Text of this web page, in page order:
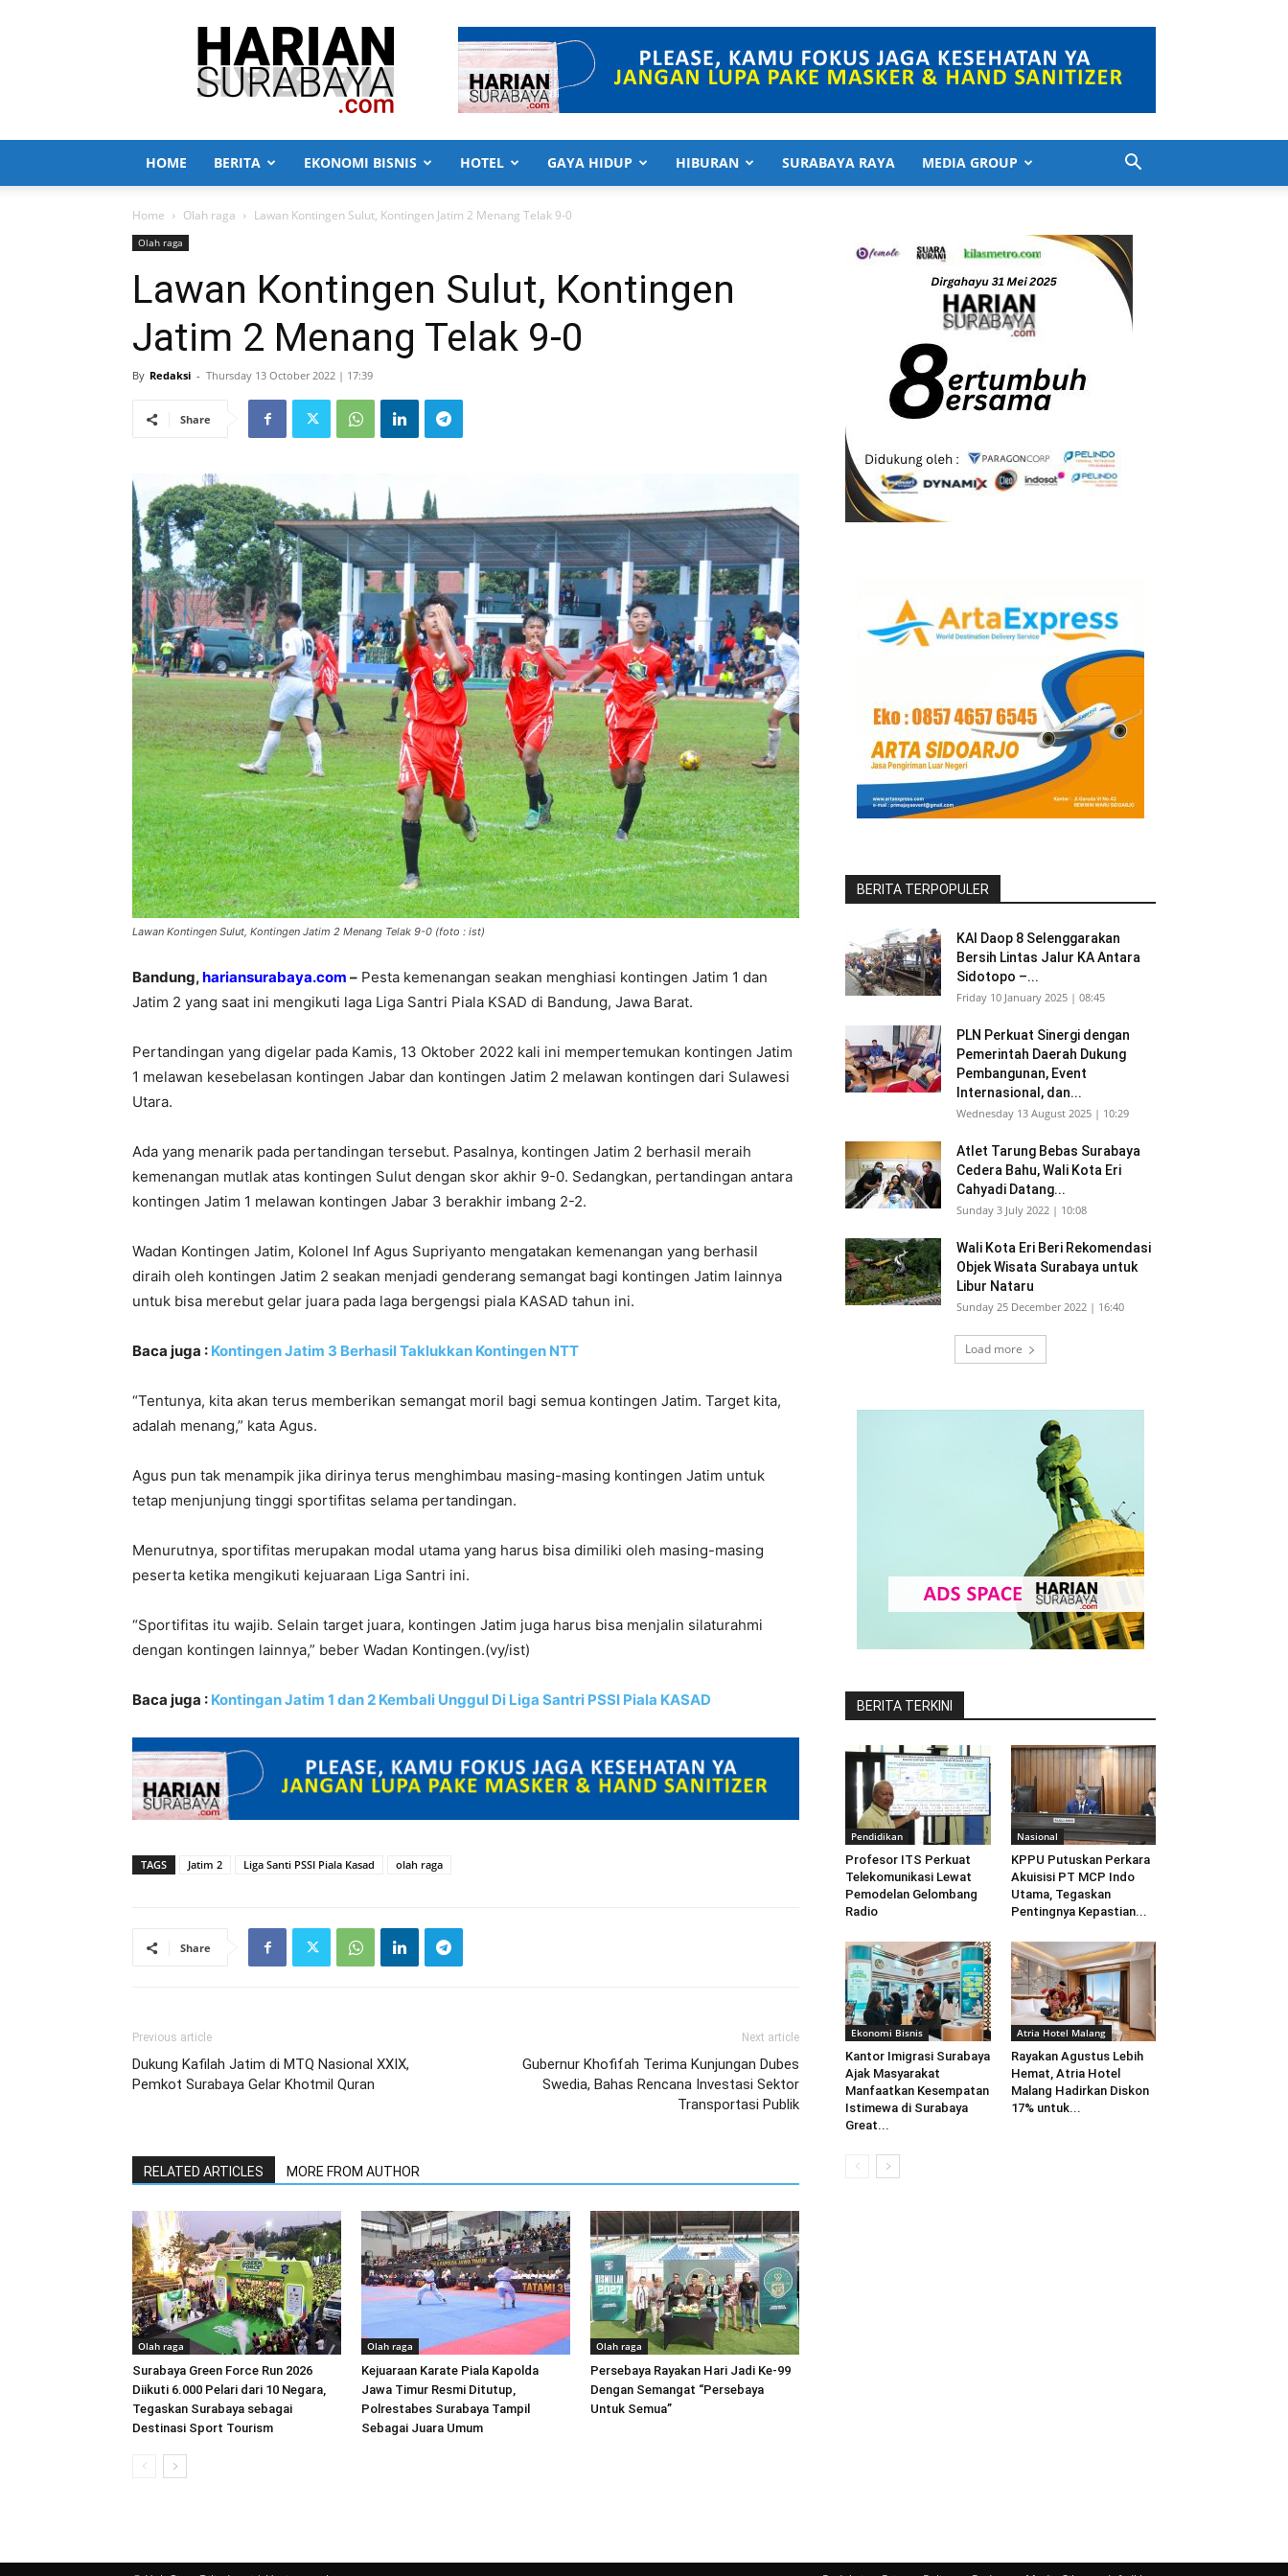
Harian
Surabaya
HOME BERITA EKONOMI BISNIS HOTEL GAYA HIDUP HIBURAN SURABAYA RAYA MEDIA GROUP
Home Olah raga Lawan Kontingen Sulut, Kontingen Jatim 2 Menang Telak 9-0
Olah raga
Lawan Kontingen Sulut, Kontingen
Jatim 2 Menang Telak 9-0
By Redaksi - Thursday 13 October 2022 | 17:39
Share
Lawan Kontingen Sulut, Kontingen Jatim 2 Menang Telak 9-0 (foto : ist)
Bandung,hariansurabaya.com – Pesta kemenangan seakan menghiasi kontingen Jatim 1 dan
Jatim 2 yang saat ini mengikuti laga Liga Santri Piala KSAD di Bandung, Jawa Barat.
Pertandingan yang digelar pada Kamis, 13 Oktober 2022 kali ini mempertemukan kontingen Jatim
1 melawan kesebelasan kontingen Jabar dan kontingen Jatim 2 melawan kontingen dari Sulawesi
Utara.
Ada yang menarik pada pertandingan tersebut. Pasalnya, kontingen Jatim 2 berhasil meraih
kemenangan mutlak atas kontingen Sulut dengan skor akhir 9-0. Sedangkan, pertandingan antara
kontingen Jatim 1 melawan kontingen Jabar 3 berakhir imbang 2-2.
Wadan Kontingen Jatim, Kolonel Inf Agus Supriyanto mengatakan kemenangan yang berhasil
diraih oleh kontingen Jatim 2 seakan menjadi genderang semangat bagi kontingen Jatim lainnya
untuk bisa merebut gelar juara pada laga bergengsi piala KASAD tahun ini.
Baca juga : Kontingen Jatim 3 Berhasil Taklukkan Kontingen NTT
“Tentunya, kita akan terus memberikan semangat moril bagi semua kontingen Jatim. Target kita,
adalah menang,” kata Agus.
Agus pun tak menampik jika dirinya terus menghimbau masing-masing kontingen Jatim untuk
tetap menjunjung tinggi sportifitas selama pertandingan.
Menurutnya, sportifitas merupakan modal utama yang harus bisa dimiliki oleh masing-masing
peserta ketika mengikuti kejuaraan Liga Santri ini.
“Sportifitas itu wajib. Selain target juara, kontingen Jatim juga harus bisa menjalin silaturahmi
dengan kontingen lainnya,” beber Wadan Kontingen.(vy/ist)
Baca juga : Kontingan Jatim 1 dan 2 Kembali Unggul Di Liga Santri PSSI Piala KASAD
TAGS Jatim 2 Liga Santi PSSI Piala Kasad olah raga
Share
Previous article
Dukung Kafilah Jatim di MTQ Nasional XXIX,
Pemkot Surabaya Gelar Khotmil Quran
Next article
Gubernur Khofifah Terima Kunjungan Dubes
Swedia, Bahas Rencana Investasi Sektor
Transportasi Publik
RELATED ARTICLES MORE FROM AUTHOR
Olah raga
Surabaya Green Force Run 2026
Diikuti 6.000 Pelari dari 10 Negara,
Tegaskan Surabaya sebagai
Destinasi Sport Tourism
Olah raga
Kejuaraan Karate Piala Kapolda
Jawa Timur Resmi Ditutup,
Polrestabes Surabaya Tampil
Sebagai Juara Umum
Olah raga
Persebaya Rayakan Hari Jadi Ke-99
Dengan Semangat “Persebaya
Untuk Semua”
BERITA TERPOPULER
KAI Daop 8 Selenggarakan
Bersih Lintas Jalur KA Antara
Sidotopo –...
Friday 10 January 2025 | 08:45
PLN Perkuat Sinergi dengan
Pemerintah Daerah Dukung
Pembangunan, Event
Internasional, dan...
Wednesday 13 August 2025 | 10:29
Atlet Tarung Bebas Surabaya
Cedera Bahu, Wali Kota Eri
Cahyadi Datang...
Sunday 3 July 2022 | 10:08
Wali Kota Eri Beri Rekomendasi
Objek Wisata Surabaya untuk
Libur Nataru
Sunday 25 December 2022 | 16:40
Load more
BERITA TERKINI
Pendidikan
Profesor ITS Perkuat
Telekomunikasi Lewat
Pemodelan Gelombang
Radio
Nasional
KPPU Putuskan Perkara
Akuisisi PT MCP Indo
Utama, Tegaskan
Pentingnya Kepastian...
Ekonomi Bisnis
Kantor Imigrasi Surabaya
Ajak Masyarakat
Manfaatkan Kesempatan
Istimewa di Surabaya
Great...
Atria Hotel Malang
Rayakan Agustus Lebih
Hemat, Atria Hotel
Malang Hadirkan Diskon
17% untuk...